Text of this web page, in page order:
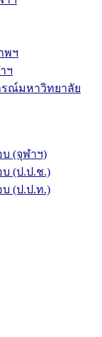
พฯ
ฯ
รณ์มหาวิทยาลัย
(จุฬาฯ)
(ป.ป.ช.)
(ป.ป.ท.)